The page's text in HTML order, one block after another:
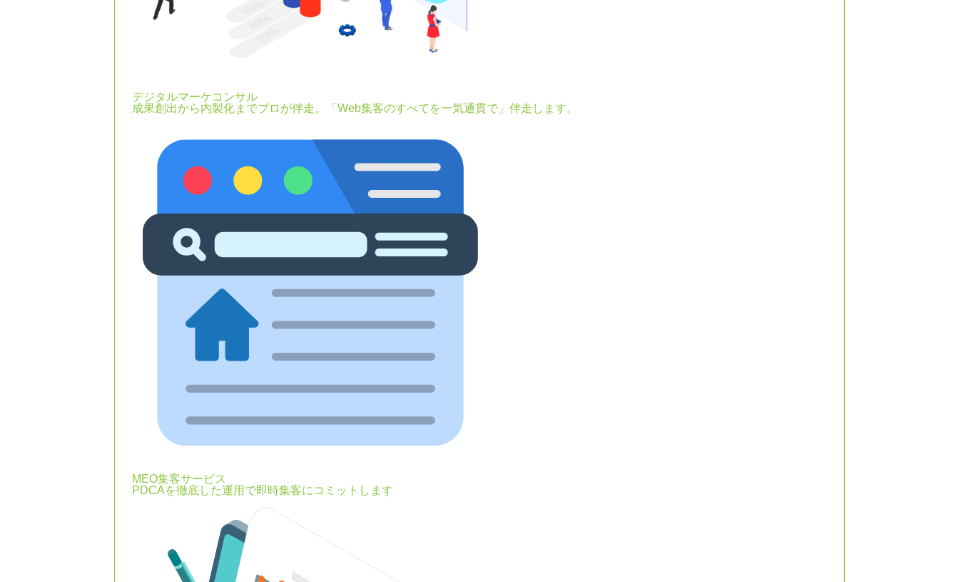
デジタルマーケコンサル
成果創出から内製化までプロが伴走。「Web集客のすべてを一気通貫で」伴走します。
MEO集客サービス
PDCAを徹底した運用で即時集客にコミットします